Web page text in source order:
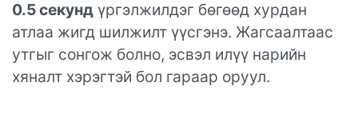
0.5 секунд үргэлжилдэг бөгөөд хурдан
атлаа жигд шилжилт үүсгэнэ. Жагсаалтаас
утгыг сонгож болно, эсвэл илүү нарийн
хяналт хэрэгтэй бол гараар оруул.